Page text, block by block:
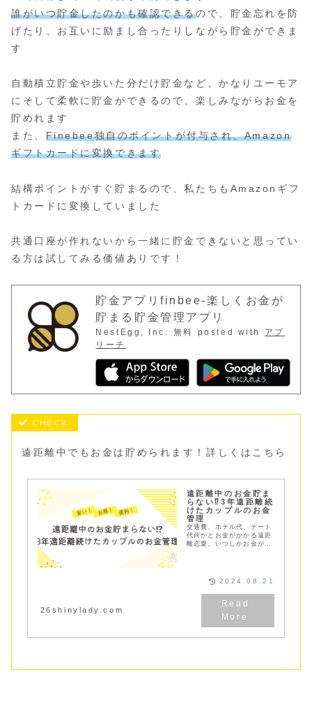
誰がいつ貯金したのかも確認できるので、貯金忘れを防
げたり、お互いに励まし合ったりしながら貯金ができま
す
自動積立貯金や歩いた分だけ貯金など、かなりユーモア
にそして柔軟に貯金ができるので、楽しみながらお金を
貯めれます
また、 Finebee独自のポイントが付与され、Amazon
ギフトカードに変換できます
結構ポイントがすぐ貯まるので、私たちもAmazonギフ
トカードに変換していました
共通口座が作れないから一緒に貯金できないと思ってい
る方は試してみる価値ありです！
貯金アプリfinbee-楽しくお金が
貯まる貯金管理アプリ
NestEgg, Inc. 無料 posted with
アプ
リーチ
遠距離中でもお金は貯められます！詳しくはこちら
遠距離中のお金貯ま
らない⁉3年遠距離続
けたカップルのお金
管理
交通費、ホテル代、デート
代何かとお金がかかる遠距
離恋愛。いつしかお金が大
ちのお金の管理方法、費用
を抑える方法をご紹介
26shinylady.com
2024.08.21